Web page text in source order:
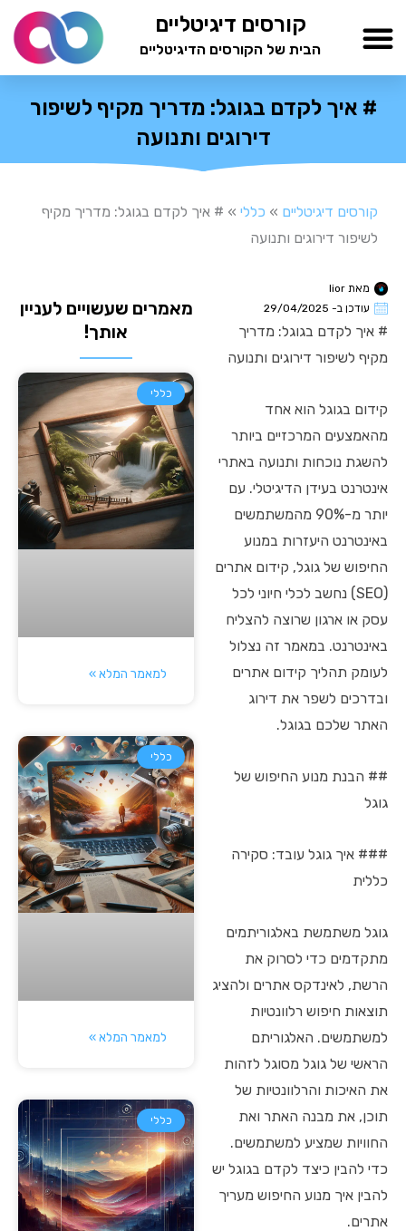
לתוכן
קורסים דיגיטליים
הבית של הקורסים הדיגיטליים
# איך לקדם בגוגל: מדריך מקיף לשיפור
דירוגים ותנועה
קורסים דיגיטליים » כללי » # איך לקדם בגוגל: מדריך מקיף
לשיפור דירוגים ותנועה
מאת
עודכן ב- 29/04/2025
# איך לקדם בגוגל: מדריך
מקיף לשיפור דירוגים ותנועה
קידום בגוגל הוא אחד
מהאמצעים המרכזיים ביותר
להשגת נוכחות ותנועה באתרי
אינטרנט בעידן הדיגיטלי. עם
יותר מ-90% מהמשתמשים
באינטרנט היעזרות במנוע
החיפוש של גוגל, קידום אתרים
(SEO) נחשב לכלי חיוני לכל
עסק או ארגון שרוצה להצליח
באינטרנט. במאמר זה נצלול
לעומק תהליך קידום אתרים
ובדרכים לשפר את דירוג
האתר שלכם בגוגל.
## הבנת מנוע החיפוש של
גוגל
### איך גוגל עובד: סקירה
כללית
גוגל משתמשת באלגוריתמים
מתקדמים כדי לסרוק את
הרשת, לאינדקס אתרים ולהציג
תוצאות חיפוש רלוונטיות
למשתמשים. האלגוריתם
הראשי של גוגל מסוגל לזהות
את האיכות והרלוונטיות של
תוכן, את מבנה האתר ואת
החוויות שמציע למשתמשים.
כדי להבין כיצד לקדם בגוגל יש
להבין איך מנוע החיפוש מעריך
אתרים.
מאמרים שעשויים לעניין
אותך!
כללי
למאמר המלא »
כללי
למאמר המלא »
כללי